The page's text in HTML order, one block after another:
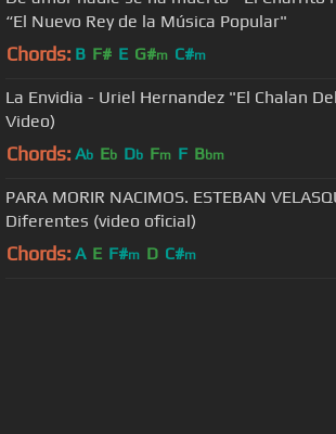
“El Nuevo Rey de la Música Popular"
Chords: B F# E G#m C#m
La Envidia - Uriel Hernandez "El Chalan
Video)
Chords: Ab Eb Db Fm F Bbm
PARA MORIR NACIMOS. ESTEBAN
Diferentes (video oficial)
Chords: A E F#m D C#m